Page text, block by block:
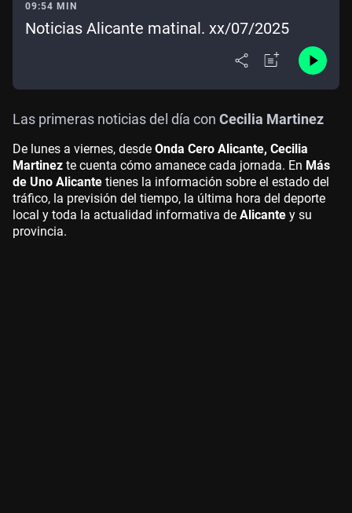
09:54 MIN
Noticias Alicante matinal. xx/07/2025
Las primeras noticias del día con Cecilia Martinez
De lunes a viernes, desde Onda Cero Alicante, Cecilia
Martinez te cuenta cómo amanece cada jornada. En Más
de Uno Alicante tienes la información sobre el estado del
tráfico, la previsión del tiempo, la última hora del deporte
local y toda la actualidad informativa de Alicante y su
provincia.